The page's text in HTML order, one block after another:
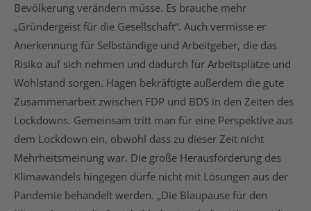
Bevölkerung verändern müsse. Es brauche mehr
„Gründergeist für die Gesellschaft“. Auch vermisse er
Anerkennung für Selbständige und Arbeitgeber, die das
Risiko auf sich nehmen und dadurch für Arbeitsplätze und
Wohlstand sorgen. Hagen bekräftigte außerdem die gute
Zusammenarbeit zwischen FDP und BDS in den Zeiten des
Lockdowns. Gemeinsam tritt man für eine Perspektive aus
dem Lockdown ein, obwohl dass zu dieser Zeit nicht
Mehrheitsmeinung war. Die große Herausforderung des
Klimawandels hingegen dürfe nicht mit Lösungen aus der
Pandemie behandelt werden. „Die Blaupause für den